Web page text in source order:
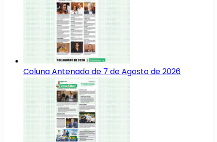
Coluna Antenado de 7 de Agosto de 2026